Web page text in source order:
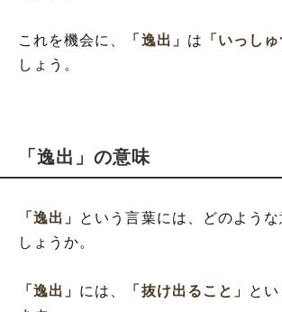
これを機会に、 「逸出」 は 「いっしゅ
しょう。
「逸出」の意味
「逸出」
という言葉には、どのよう
しょうか。
「逸出」 には、 「抜け出ること」
と